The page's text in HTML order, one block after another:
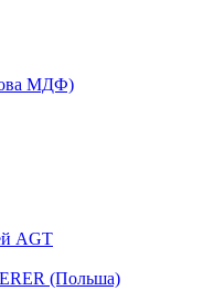
МДФ)
AGT
(Польша)